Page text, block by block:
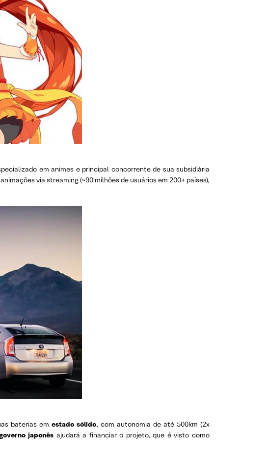
em animes e principal concorrente de sua subsidiária
via streaming (~90 milhões de usuários em 200+ países),
baterias em estado sólido, com autonomia de até 500km (2x
governo japonês ajudará a financiar o projeto, que é visto como